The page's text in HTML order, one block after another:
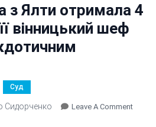
з Ялти отримала 4
вінницький шеф
Суд
Сидорченко Leave A CommentOn